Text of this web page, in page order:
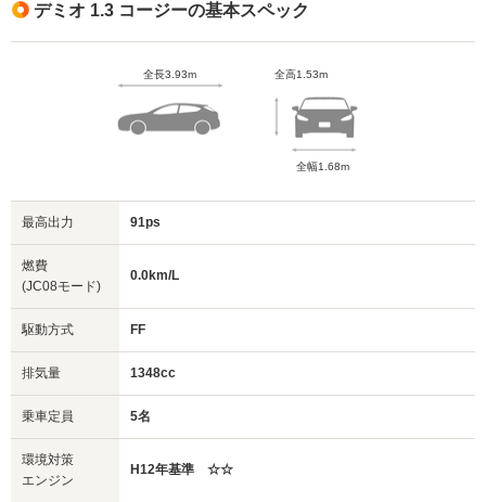
デミオ 1.3 コージーの基本スペック
全長3.93m 全高1.53m
全幅1.68m
最高出力 91ps
燃費
(JC08モード)
0.0km/L
駆動方式 FF
排気量 1348cc
乗車定員 5名
環境対策
エンジン
H12年基準 ☆☆